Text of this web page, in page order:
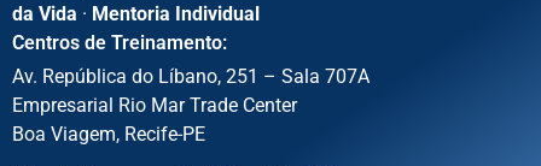
da Vida · Mentoria Individual
Centros de Treinamento:
Av. República do Líbano, 251 – Sala 707A
Empresarial Rio Mar Trade Center
Boa Viagem, Recife-PE